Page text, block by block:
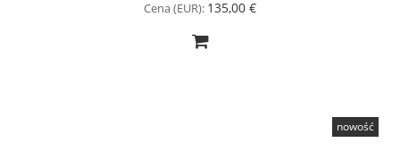
Cena (EUR): 135,00 €
nowość